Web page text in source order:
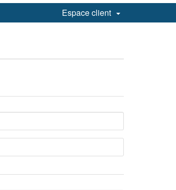
Espace client